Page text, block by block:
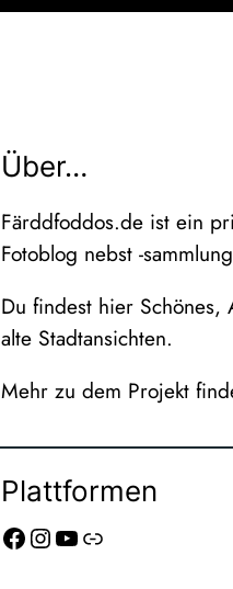
Über…
Färddfoddos.de ist ein
Fotoblog nebst -
Du findest hier Schönes,
alte Stadtansichten.
Mehr zu dem Projekt
Plattformen
Facebook Instagram YouTube Link